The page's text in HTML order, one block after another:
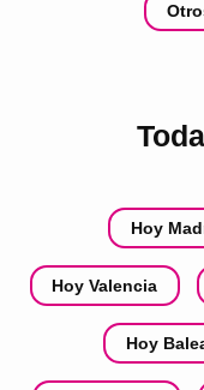
Hoy
Hoy Valencia
Hoy